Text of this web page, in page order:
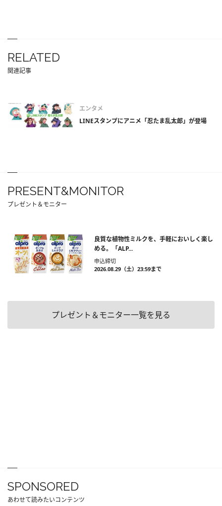
RELATED
関連記事
エンタメ
LINEスタンプにアニメ「忍たま乱太郎」が登場
PRESENT&MONITOR
プレゼント＆モニター
良質な植物性ミルクを、手軽においしく楽し
める。「ALP...
申込締切
2026.08.29（土）23:59まで
プレゼント＆モニター一覧を見る
SPONSORED
あわせて読みたいコンテンツ